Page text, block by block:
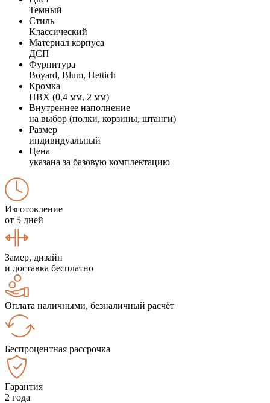
Темный
Стиль
Классический
Материал корпуса
ДСП
Фурнитура
Boyard, Blum, Hettich
Кромка
ПВХ (0,4 мм, 2 мм)
Внутреннее наполнение
на выбор (полки, корзины, штанги)
Размер
индивидуальный
Цена
указана за базовую комплектацию
Изготовление
от 5 дней
Замер, дизайн
и доставка бесплатно
Оплата наличными, безналичный расчёт
Беспроцентная рассрочка
Гарантия
2 года